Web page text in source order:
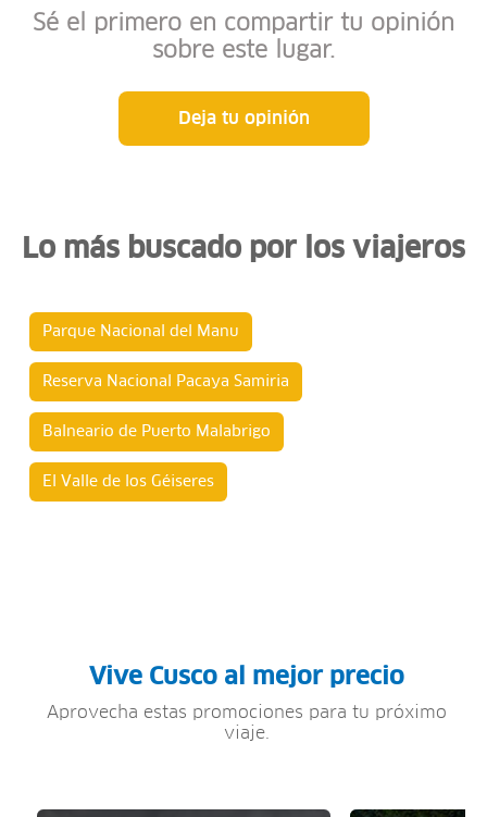
Sé el primero en compartir tu opinión
sobre este lugar.
Deja tu opinión
Lo más buscado por los viajeros
Parque Nacional del Manu
Reserva Nacional Pacaya Samiria
Balneario de Puerto Malabrigo
El Valle de los Géiseres
Vive Cusco al mejor precio
Aprovecha estas promociones para tu próximo
viaje.